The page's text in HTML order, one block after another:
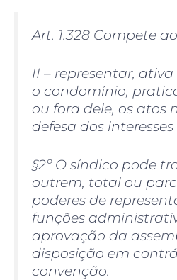
Art. 1.328 Compete
II – representar,
o condomínio,
ou fora dele, os atos
defesa dos
§2º O síndico pode
outrem, total ou
poderes de
funções
aprovação da
disposição em
convenção.